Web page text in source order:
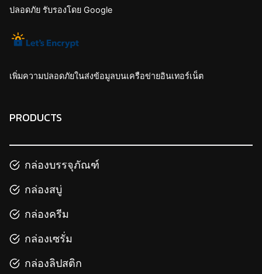
ปลอดภัย รับรองโดย Google
เพิ่มความปลอดภัยในส่งข้อมูลบนเครือข่ายอินเทอร์เน็ต
PRODUCTS
กล่องบรรจุภัณฑ์
กล่องสบู่
กล่องครีม
กล่องเซรั่ม
กล่องลิปสติก